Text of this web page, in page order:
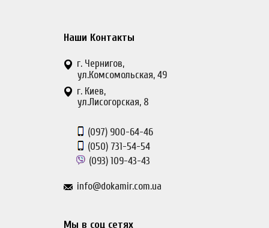
Наши Контакты
г. Чернигов,
ул.Комсомольская, 49
г. Киев,
ул.Лисогорская, 8
(097) 900-64-46
(050) 731-54-54
(093) 109-43-43
info@dokamir.com.ua
Мы в соц сетях